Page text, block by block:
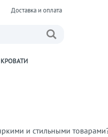
Доставка и оплата
КРОВАТИ
и стильными